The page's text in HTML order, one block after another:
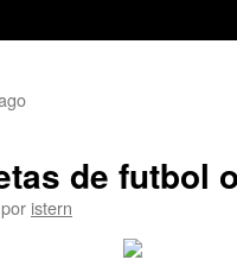
de futbol
por istern